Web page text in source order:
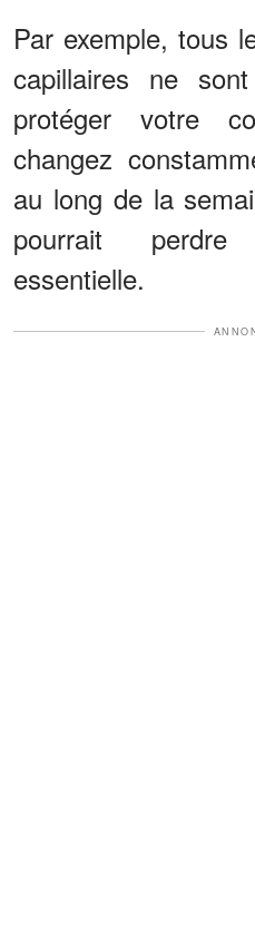
Par exemple, tous
capillaires ne
protéger votre
changez
au long de la
pourrait
essentielle.